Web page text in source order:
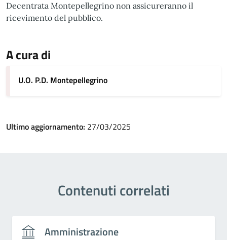
Decentrata Montepellegrino non assicureranno il
ricevimento del pubblico.
A cura di
U.O. P.D. Montepellegrino
Ultimo aggiornamento: 27/03/2025
Contenuti correlati
Amministrazione